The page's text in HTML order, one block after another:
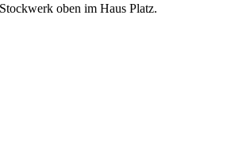
oben im Haus Platz.